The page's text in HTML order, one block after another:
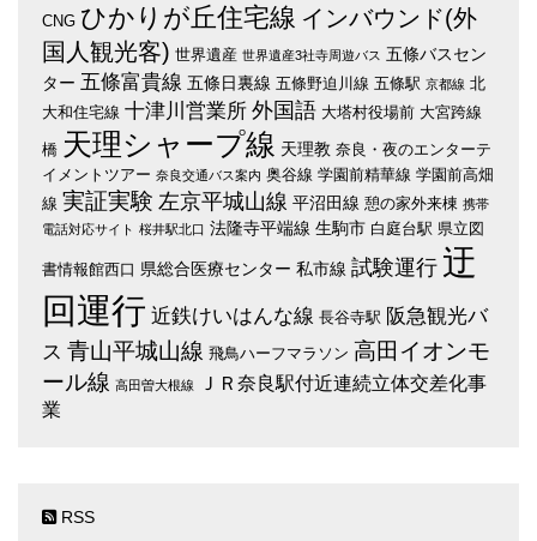
CNG ひかりが丘住宅線 インバウンド(外
国人観光客) 世界遺産 世界遺産3社寺周遊バス 五條バスセン
ター 五條富貴線 五條日裏線 五條野迫川線 五條駅 京都線 北
大和住宅線 十津川営業所 外国語 大塔村役場前 大宮跨線
橋 天理シャープ線 天理教 奈良・夜のエンターテ
イメントツアー 奈良交通バス案内 奥谷線 学園前精華線 学園前高畑
線 実証実験 左京平城山線 平沼田線 憩の家外来棟 携帯
電話対応サイト 桜井駅北口 法隆寺平端線 生駒市 白庭台駅 県立図
書情報館西口 県総合医療センター 私市線 試験運行 迂
回運行 近鉄けいはんな線 長谷寺駅 阪急観光バ
ス 青山平城山線 飛鳥ハーフマラソン 高田イオンモ
ール線 高田曽大根線
ＪＲ奈良駅付近連続立体交差化事
業
RSS